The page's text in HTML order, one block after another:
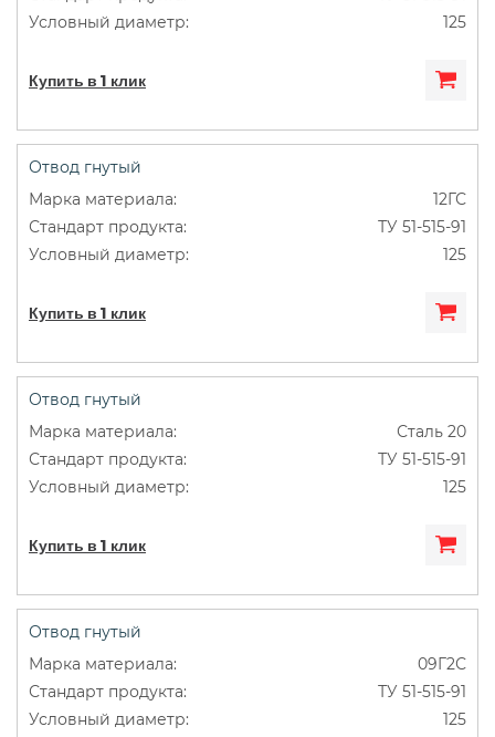
125
Купить в 1 клик
Отвод гнутый
12ГС
ТУ 51-515-91
125
Купить в 1 клик
Отвод гнутый
Сталь 20
ТУ 51-515-91
125
Купить в 1 клик
Отвод гнутый
09Г2С
ТУ 51-515-91
125